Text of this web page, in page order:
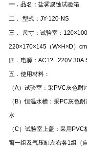
一． 品名：盐雾腐蚀试验箱
二． 型式：JY-120-NS
三． 尺寸：试验室：
220×170×145（W×H×D）cm
四．电源：AC1? 220V 30A
五．使用材料：
（A）试验室：采PVC灰色耐
（B）恒温水槽：采PC灰色
水
（C）试验室上盖：采用
窗一组及气压缸左右各1组 （